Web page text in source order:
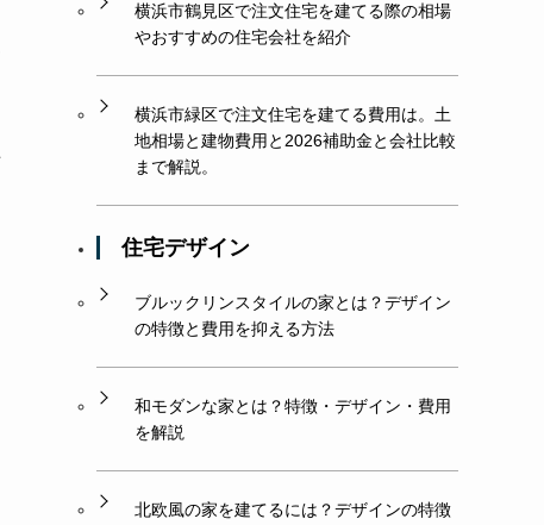
横浜市鶴見区で注文住宅を建てる際の相場
やおすすめの住宅会社を紹介
横浜市緑区で注文住宅を建てる費用は。土
地相場と建物費用と2026補助金と会社比較
まで解説。
住宅デザイン
ブルックリンスタイルの家とは？デザイン
の特徴と費用を抑える方法
和モダンな家とは？特徴・デザイン・費用
を解説
北欧風の家を建てるには？デザインの特徴